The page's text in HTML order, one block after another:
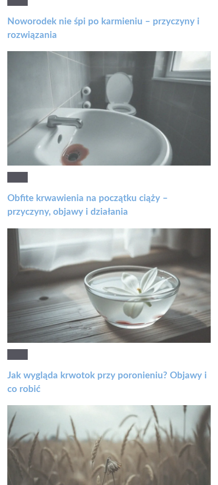
Noworodek nie śpi po karmieniu – przyczyny i
rozwiązania
Obfite krwawienia na początku ciąży –
przyczyny, objawy i działania
Jak wygląda krwotok przy poronieniu? Objawy i
co robić